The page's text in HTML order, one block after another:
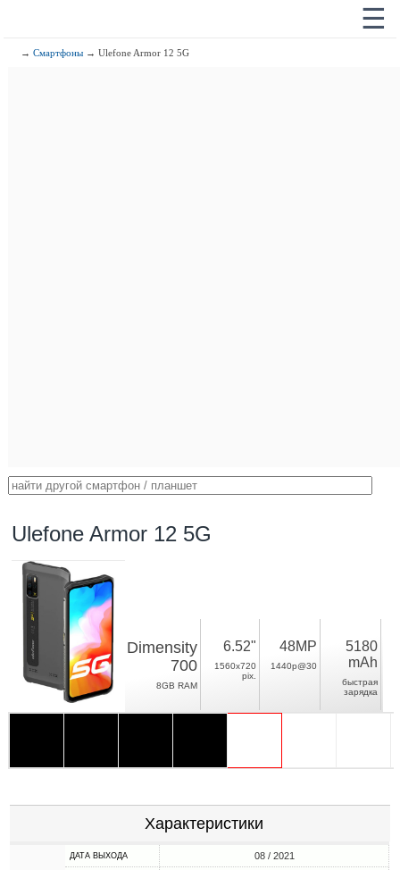
☰
→Смартфоны → Ulefone Armor 12 5G
Ulefone Armor 12 5G
Dimensity
700
8GB RAM
6.52"
1560x720
pix.
48MP
1440p@30
5180
mAh
быстрая
зарядка
Характеристики
ДАТА ВЫХОДА 08 / 2021